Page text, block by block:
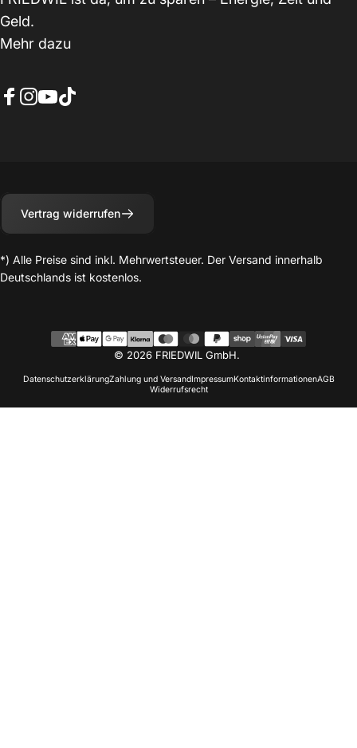
Geld.
Mehr dazu
Vertrag widerrufen
*) Alle Preise sind inkl. Mehrwertsteuer. Der Versand innerhalb
Deutschlands ist kostenlos.
© 2026 FRIEDWIL GmbH.
DatenschutzerklärungZahlung und VersandImpressumKontaktinformationenAGB
Widerrufsrecht